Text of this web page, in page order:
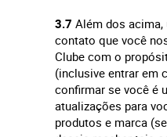
3.7 Além dos
contato que você
Clube com o
(inclusive entrar em
confirmar se você é
atualizações para
produtos e marca